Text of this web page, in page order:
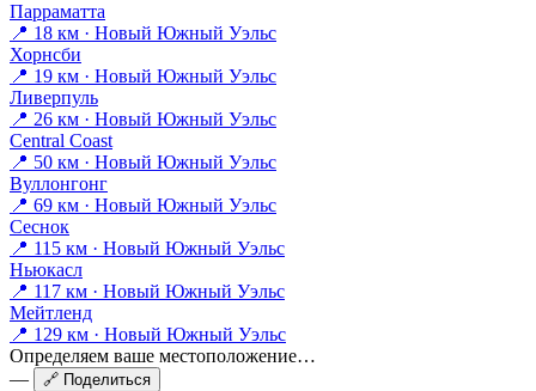
Парраматта
📍 18 км · Новый Южный Уэльс
Хорнсби
📍 19 км · Новый Южный Уэльс
Ливерпуль
📍 26 км · Новый Южный Уэльс
Central Coast
📍 50 км · Новый Южный Уэльс
Вуллонгонг
📍 69 км · Новый Южный Уэльс
Сеснок
📍 115 км · Новый Южный Уэльс
Ньюкасл
📍 117 км · Новый Южный Уэльс
Мейтленд
📍 129 км · Новый Южный Уэльс
Определяем ваше местоположение…
—
🔗 Поделиться